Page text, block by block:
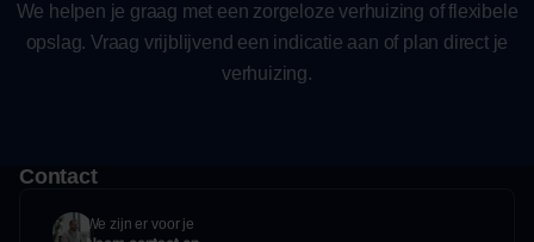
We helpen je graag met een zorgeloze verhuizing of flexibele
opslag. Vraag vrijblijvend een indicatie aan of plan direct je
verhuizing.
Contact
We zijn er voor je